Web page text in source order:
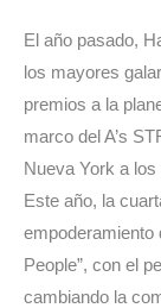
El año pasado,
los mayores
premios a la
marco del A’s
Nueva York a
Este año, la
empoderamiento
People”, con el
cambiando la